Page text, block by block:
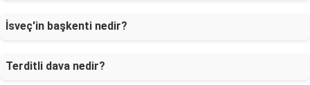
İsveç'in başkenti nedir?
Terditli dava nedir?